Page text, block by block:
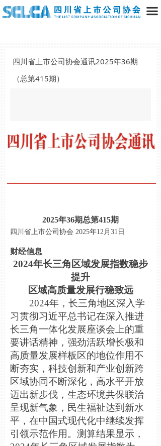
끀
四川省上市公司协会通讯2025年36期
（总第415期）
2025年36期总第415期
四川省上市公司协会 2025年12月31日
财经信息
2024年长三角区域发展指数稳步
提升
区域高质量发展行稳致远
2024年，长三角地区深入学
习贯彻习近平总书记在深入推进
长三角一体化发展座谈会上的重
要讲话精神，强劲活跃增长极和
高质量发展样板区的地位作用不
断夯实，科技创新和产业创新跨
区域协同不断深化，高水平开放
迈出新步伐，生态环境共保联治
呈现新气象，民生福祉达到新水
平，在中国式现代化中继续发挥
引领示范作用。测算结果显示，